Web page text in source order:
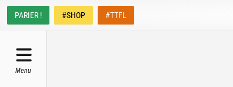
PARIER ! #SHOP #TTFL
Menu